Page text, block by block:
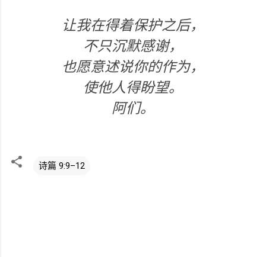
让我在得着保护之后，
不只沉默感谢，
也愿意述说你的作为，
使他人得盼望。
阿们。
诗篇 9:9–12